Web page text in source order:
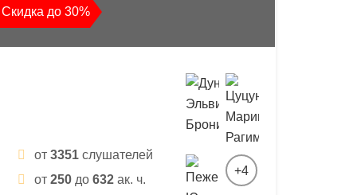
Скидка до 30%
от 3351 слушателей
от 250 до 632 ак. ч.
+4